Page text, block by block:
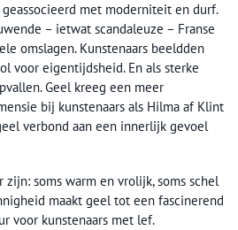
met moderniteit en durf.
– ietwat scandaleuze – Franse
omslagen. Kunstenaars beeldden
voor eigentijdsheid. En als sterke
Geel kreeg een meer
bij kunstenaars als Hilma af Klint
verbond aan een innerlijk gevoel
soms warm en vrolijk, soms schel
maakt geel tot een fascinerend
voor kunstenaars met lef.